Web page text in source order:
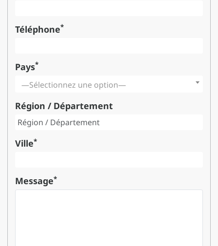
Téléphone*
Pays*
—Sélectionnez une option—
Région / Département
Ville*
Message*